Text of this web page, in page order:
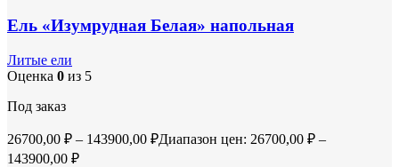
Ель «Изумрудная Белая» напольная
Литые ели
Оценка 0 из 5
Под заказ
26700,00 ₽ – 143900,00 ₽Диапазон цен: 26700,00 ₽ –
143900,00 ₽